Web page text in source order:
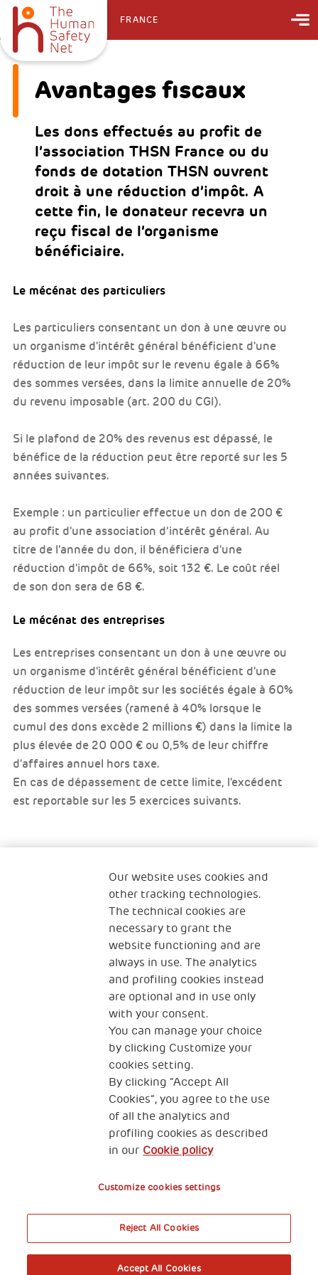
FRANCE
Avantages fiscaux
Les dons effectués au profit de
l’association THSN France ou du
fonds de dotation THSN ouvrent
droit à une réduction d’impôt. A
cette fin, le donateur recevra un
reçu fiscal de l’organisme
bénéficiaire.
Le mécénat des particuliers
Les particuliers consentant un don à une œuvre ou
un organisme d'intérêt général bénéficient d'une
réduction de leur impôt sur le revenu égale à 66%
des sommes versées, dans la limite annuelle de 20%
du revenu imposable (art. 200 du CGI).
Si le plafond de 20% des revenus est dépassé, le
bénéfice de la réduction peut être reporté sur les 5
années suivantes.
Exemple : un particulier effectue un don de 200 €
au profit d'une association d’intérêt général. Au
titre de l'année du don, il bénéficiera d'une
réduction d'impôt de 66%, soit 132 €. Le coût réel
de son don sera de 68 €.
Le mécénat des entreprises
Les entreprises consentant un don à une œuvre ou
un organisme d'intérêt général bénéficient d'une
réduction de leur impôt sur les sociétés égale à 60%
des sommes versées (ramené à 40% lorsque le
cumul des dons excède 2 millions €) dans la limite la
plus élevée de 20 000 € ou 0,5% de leur chiffre
d'affaires annuel hors taxe.
En cas de dépassement de cette limite, l'excédent
est reportable sur les 5 exercices suivants.
Qui sommes-nous ? Nous contacter
Programme Famille Programme Réfugiés
The Human Safety Net FRANCE
89 RUE TAITBOUT 75009 PARIS
Our website uses cookies and
other tracking technologies.
The technical cookies are
necessary to grant the
website functioning and are
always in use. The analytics
and profiling cookies instead
are optional and in use only
with your consent.
You can manage your choice
by clicking Customize your
cookies setting.
By clicking “Accept All
Cookies”, you agree to the use
of all the analytics and
profiling cookies as described
in our Cookie policy
Customize cookies settings
Reject All Cookies
Accept All Cookies